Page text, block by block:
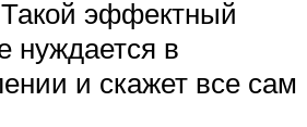
эффектный
нуждается в
и скажет все сам